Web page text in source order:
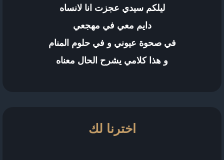
ليلكم سيدي عجزت انا لانساه
دايم معي في مهجعي
في صحوة عيوني و في حلوم المنام
و هذا كلامي يشرح الحال معناه
اخترنا لك